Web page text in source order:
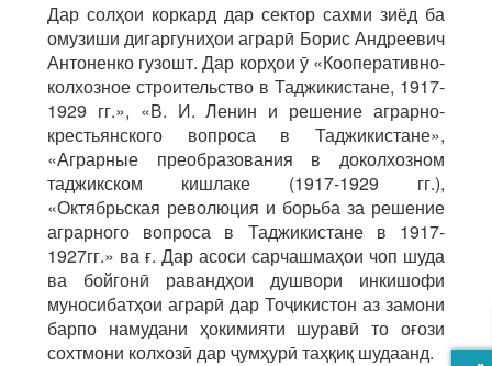
Дар солҳои коркард дар сектор сахми зиёд ба
омузиши дигаргуниҳои аграрӣ Борис Андреевич
Антоненко гузошт. Дар корҳои ӯ «Кооперативно-
колхозное строительство в Таджикистане, 1917-
1929 гг.», «В. И. Ленин и решение аграрно-
крестьянского вопроса в Таджикистане»,
«Аграрные преобразования в доколхозном
таджикском кишлаке (1917-1929 гг.),
«Октябрьская революция и борьба за решение
аграрного вопроса в Таджикистане в 1917-
1927гг.» ва ғ. Дар асоси сарчашмаҳои чоп шуда
ва бойгонӣ равандҳои душвори инкишофи
муносибатҳои аграрӣ дар Тоҷикистон аз замони
барпо намудани ҳокимияти шуравӣ то оғози
сохтмони колхозӣ дар ҷумҳурӣ таҳқиқ шудаанд.